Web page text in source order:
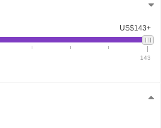
US$143+
143